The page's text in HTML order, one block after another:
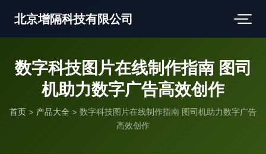
北京增隔科技有限公司
数字科技图片在线制作指南 图司
机助力数字广告高效创作
首页 > 产品大全 > 数字科技图片在线制作指南 图司机助力数字广告
高效创作